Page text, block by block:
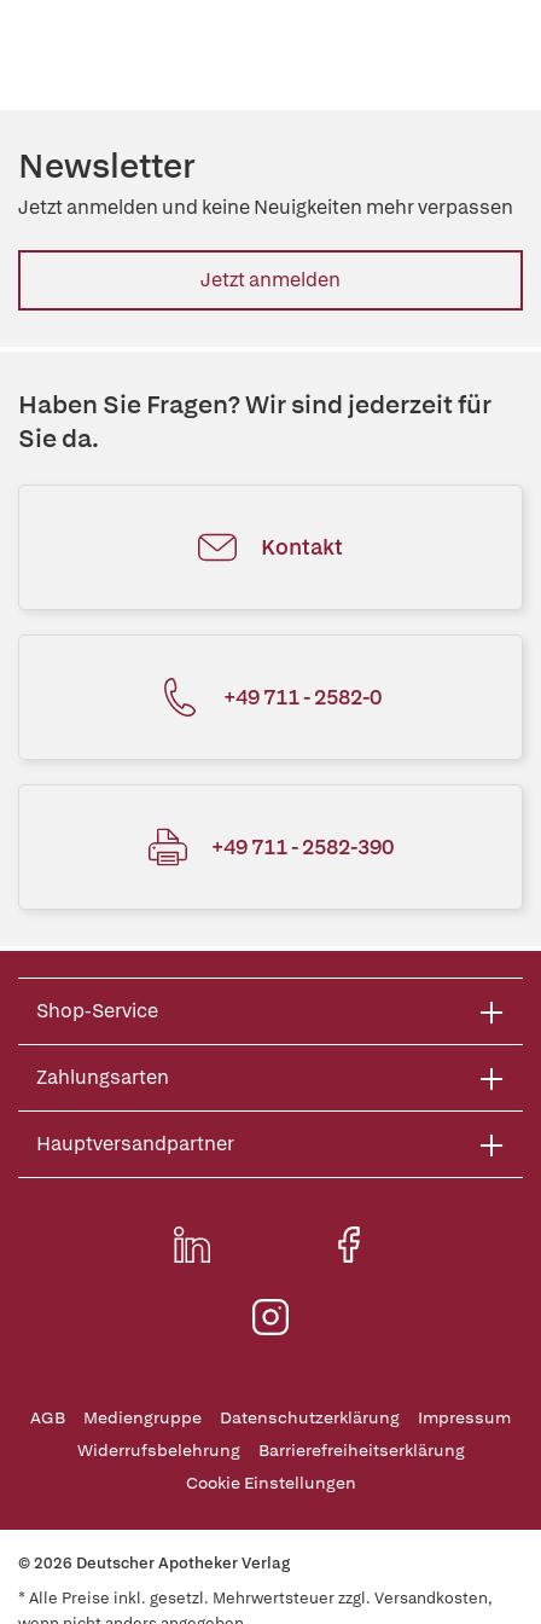
Newsletter
Jetzt anmelden und keine Neuigkeiten mehr verpassen
Jetzt anmelden
Haben Sie Fragen? Wir sind jederzeit für
Sie da.
Kontakt
+49 711 - 2582-0
+49 711 - 2582-390
Shop-Service
Zahlungsarten
Hauptversandpartner
AGB Mediengruppe Datenschutzerklärung
Impressum
Widerrufsbelehrung
Barrierefreiheitserklärung
Cookie Einstellungen
© 2026 Deutscher Apotheker Verlag
* Alle Preise inkl. gesetzl. Mehrwertsteuer zzgl. Versandkosten,